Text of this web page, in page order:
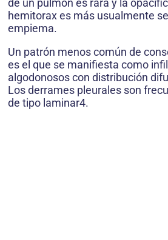
de un pulmón es rara y la
hemitorax es más usualmente
empiema.
Un patrón menos común de
es el que se manifiesta como
algodonosos con distribución
Los derrames pleurales son
de tipo laminar4.